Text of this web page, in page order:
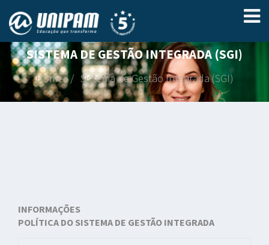
SISTEMA DE GESTÃO INTEGRADA (SGI)
Home Sistema de Gestão Integrada (SGI)
INFORMAÇÕES
POLÍTICA DO SISTEMA DE GESTÃO INTEGRADA